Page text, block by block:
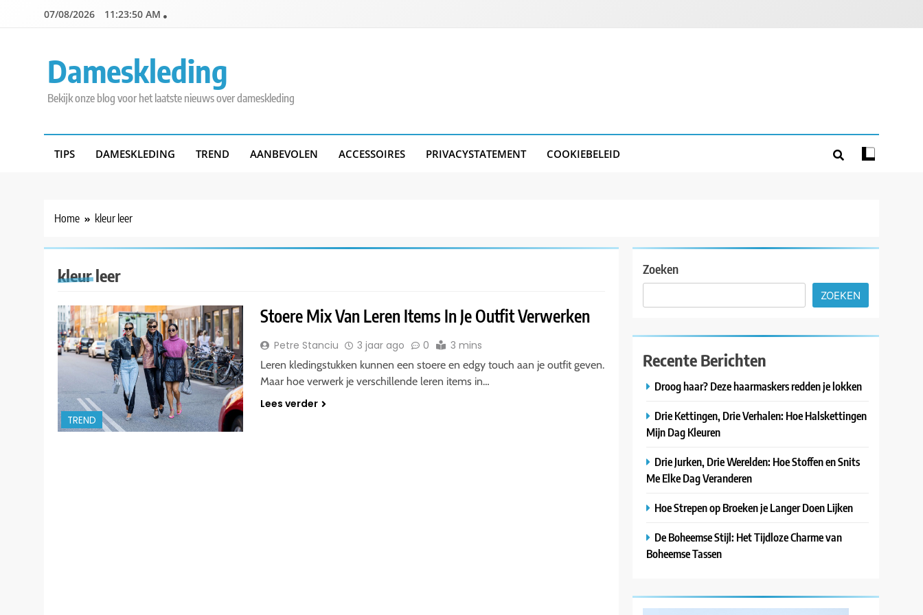
07/08/2026 11:23:50 AM
Dameskleding
Bekijk onze blog voor het laatste nieuws over dameskleding
TIPS DAMESKLEDING TREND AANBEVOLEN ACCESSOIRES PRIVACYSTATEMENT COOKIEBELEID
Home kleur leer
kleur leer
TREND
Stoere Mix Van Leren Items In Je Outfit Verwerken
Petre Stanciu 3 jaar ago 0 3 mins
Leren kledingstukken kunnen een stoere en edgy touch aan je outfit geven.
Maar hoe verwerk je verschillende leren items in…
Lees verder
Zoeken
ZOEKEN
Recente Berichten
Droog haar? Deze haarmaskers redden je lokken
Drie Kettingen, Drie Verhalen: Hoe Halskettingen
Mijn Dag Kleuren
Drie Jurken, Drie Werelden: Hoe Stoffen en Snits
Me Elke Dag Veranderen
Hoe Strepen op Broeken je Langer Doen Lijken
De Boheemse Stijl: Het Tijdloze Charme van
Boheemse Tassen